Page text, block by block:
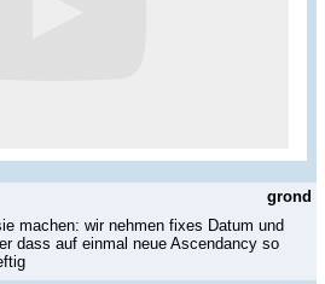
grond
machen: wir nehmen fixes Datum und
dass auf einmal neue Ascendancy so